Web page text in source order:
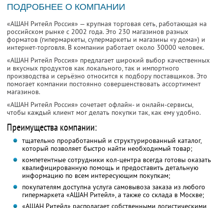
ПОДРОБНЕЕ О КОМПАНИИ
«АШАН Ритейл Россия» — крупная торговая сеть, работающая на
российском рынке с 2002 года. Это 230 магазинов разных
форматов (гипермаркеты, супермаркеты и магазины «у дома») и
интернет-торговля. В компании работает около 30000 человек.
«АШАН Ритейл Россия» предлагает широкий выбор качественных
и вкусных продуктов как локального, так и импортного
производства и серьёзно относится к подбору поставщиков. Это
помогает компании постоянно совершенствовать ассортимент
магазинов.
«АШАН Ритейл Россия» сочетает офлайн- и онлайн-сервисы,
чтобы каждый клиент мог делать покупки так, как ему удобно.
Преимущества компании:
тщательно проработанный и структурированный каталог,
который позволяет быстро найти необходимый товар;
компетентные сотрудники кол-центра всегда готовы оказать
квалифицированную помощь и предоставить детальную
информацию по всем интересующим покупкам;
покупателям доступна услуга самовывоза заказа из любого
гипермаркета «АШАН Ритейл», а также со склада в Москве;
«АШАН Ритейл» располагает собственными логистическими